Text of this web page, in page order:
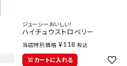
ジューシーおいしい！
ハイチュウストロベリー
当店特別価格 ¥118 税込
カートに入れる